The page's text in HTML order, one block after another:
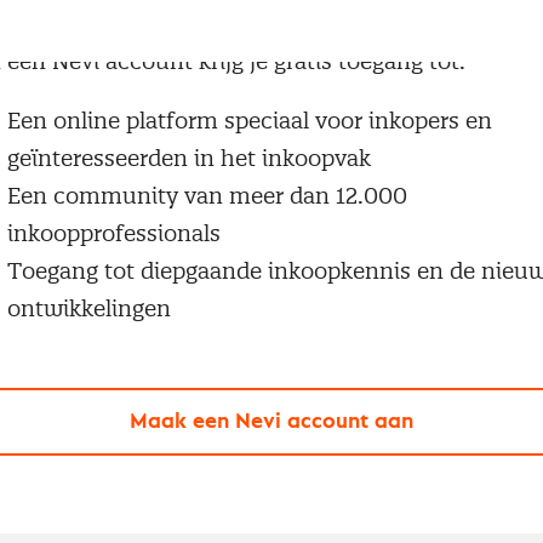
een Nevi account krijg je gratis toegang tot:
Een online platform speciaal voor inkopers en
geïnteresseerden in het inkoopvak
Een community van meer dan 12.000
inkoopprofessionals
Toegang tot diepgaande inkoopkennis en de
ontwikkelingen
Maak een Nevi account aan